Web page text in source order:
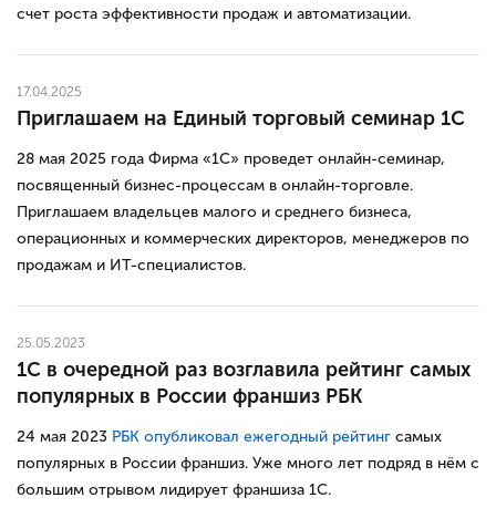
счет роста эффективности продаж и автоматизации.
17.04.2025
Приглашаем на Единый торговый семинар 1С
28 мая 2025 года Фирма «1С» проведет онлайн-семинар,
посвященный бизнес-процессам в онлайн-торговле.
Приглашаем владельцев малого и среднего бизнеса,
операционных и коммерческих директоров, менеджеров по
продажам и ИТ-специалистов.
25.05.2023
1С в очередной раз возглавила рейтинг самых
популярных в России франшиз РБК
24 мая 2023 РБК опубликовал ежегодный рейтинг самых
популярных в России франшиз. Уже много лет подряд в нём с
большим отрывом лидирует франшиза 1С.